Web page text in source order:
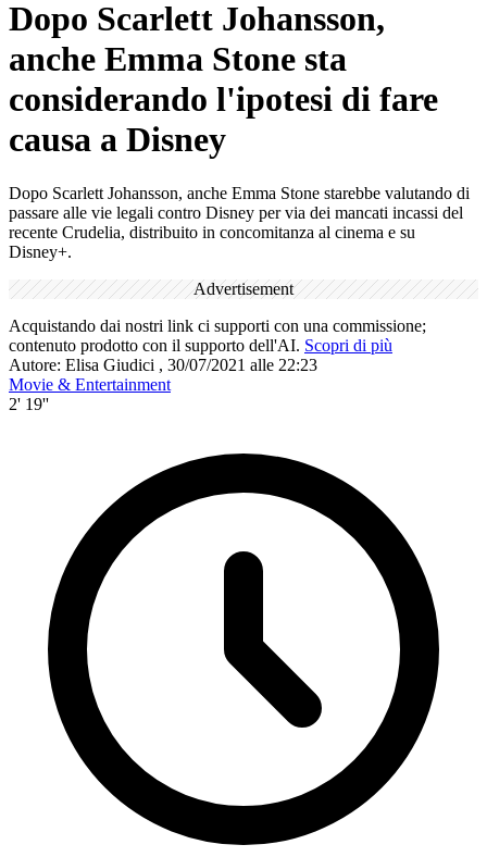
Dopo Scarlett Johansson,
anche Emma Stone sta
considerando l'ipotesi di fare
causa a Disney
Dopo Scarlett Johansson, anche Emma Stone starebbe valutando di
passare alle vie legali contro Disney per via dei mancati incassi del
recente Crudelia, distribuito in concomitanza al cinema e su
Disney+.
Advertisement
Acquistando dai nostri link ci supporti con una commissione;
contenuto prodotto con il supporto dell'AI. Scopri di più
Autore: Elisa Giudici , 30/07/2021 alle 22:23
Movie & Entertainment
2' 19''